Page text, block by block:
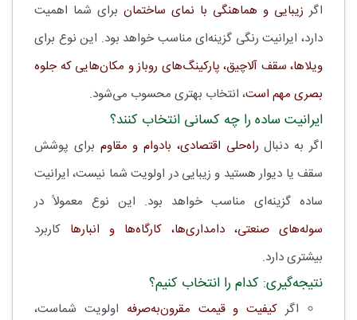
اگر زیبایی و هماهنگی با نمای ساختمان برای شما اهمیت
دارد، ایرانیت رنگی گزینه‌ای مناسب خواهد بود. این نوع برای
ویلاها، سقف آلاچیق، پارکینگ‌های روباز و مکان‌هایی که جلوه
بصری مهم است، انتخاب بهتری محسوب می‌شود.
ایرانیت ساده را چه کسانی انتخاب کنند؟
اگر به دنبال راه‌حلی اقتصادی، بادوام و مقاوم برای پوشش
سقف یا دیوار هستید و زیبایی در اولویت شما نیست، ایرانیت
ساده گزینه‌ای مناسب خواهد بود. این نوع معمولاً در
سوله‌های صنعتی، دامداری‌ها، کارگاه‌ها و انبارها کاربرد
بیشتری دارد.
نتیجه‌گیری: کدام را انتخاب کنیم؟
اگر کیفیت و قیمت مقرون‌به‌صرفه اولویت شماست،